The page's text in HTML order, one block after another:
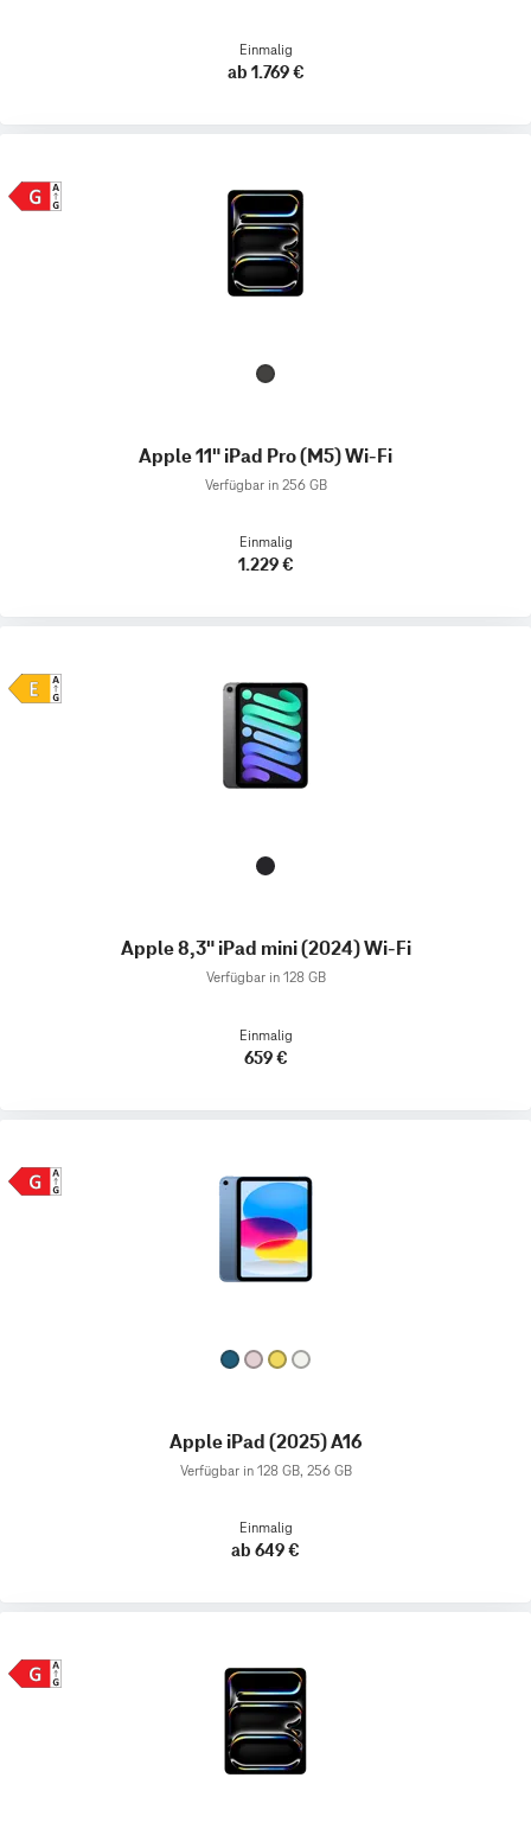
Einmalig
ab 1.769 €
Apple 11" iPad Pro (M5) Wi-Fi
Verfügbar in 256 GB
Einmalig
1.229 €
Apple 8,3" iPad mini (2024) Wi-Fi
Verfügbar in 128 GB
Einmalig
659 €
Apple iPad (2025) A16
Verfügbar in 128 GB, 256 GB
Einmalig
ab 649 €